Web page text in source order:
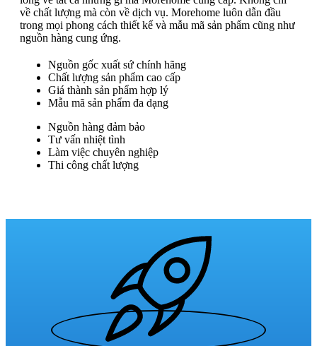
về chất lượng mà còn về dịch vụ. Morehome luôn dẫn đầu
trong mọi phong cách thiết kế và mẫu mã sản phẩm cũng như
nguồn hàng cung ứng.
Nguồn gốc xuất sứ chính hãng
Chất lượng sản phẩm cao cấp
Giá thành sản phẩm hợp lý
Mẫu mã sản phẩm đa dạng
Nguồn hàng đảm bảo
Tư vấn nhiệt tình
Làm việc chuyên nghiệp
Thi công chất lượng